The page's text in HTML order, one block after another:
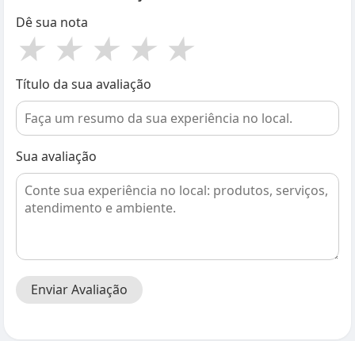
Dê sua nota
★ ★ ★ ★ ★
Título da sua avaliação
Sua avaliação
Enviar Avaliação